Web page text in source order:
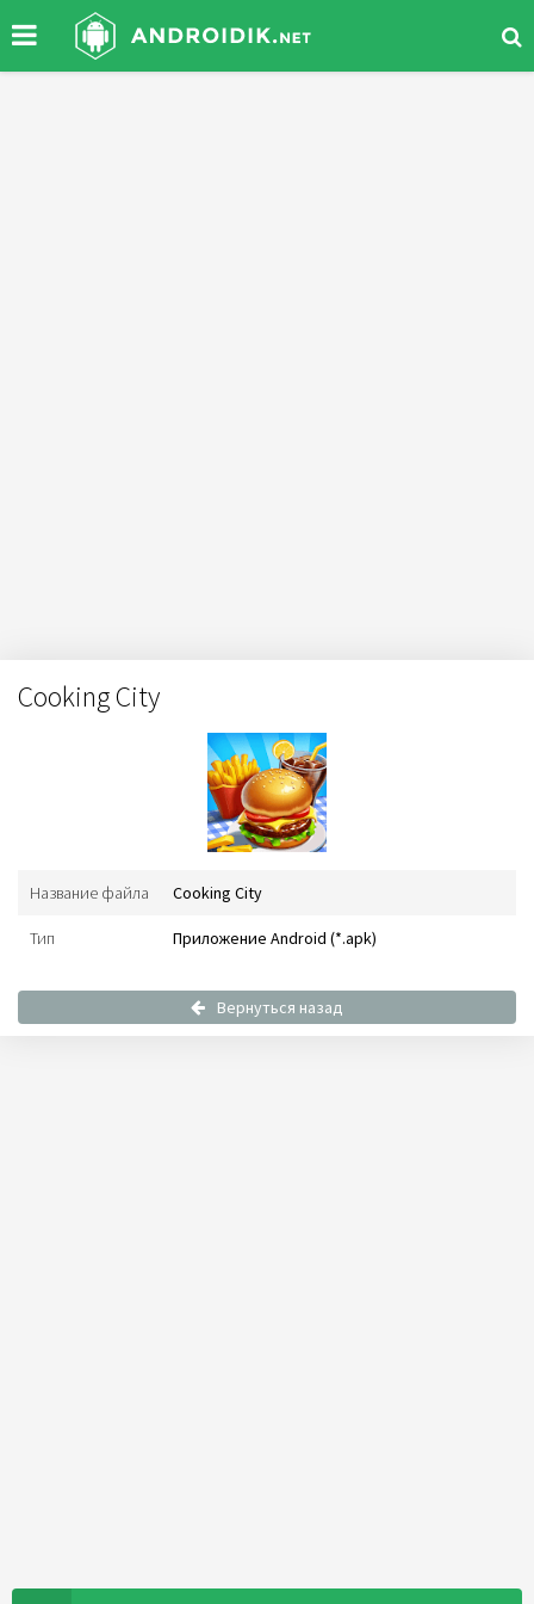
Cooking City
Название файла Cooking City
Тип Приложение Android (*.apk)
Вернуться назад